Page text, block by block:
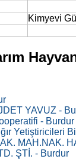
Kimyevi
YAVUZ -
- Burdur
Yetiştiricileri
MAH.NAK.
ŞTİ. - Burdur